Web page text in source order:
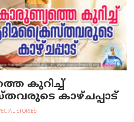
കുറിച്ച്
കാഴ്ചപ്പാട്
STORIES